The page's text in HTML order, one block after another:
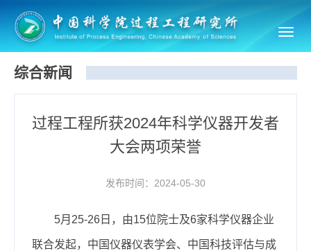
综合新闻
过程工程所获2024年科学仪器开发者
大会两项荣誉
发布时间：2024-05-30
5月25-26日，由15位院士及6家科学仪器企业
联合发起，中国仪器仪表学会、中国科技评估与成